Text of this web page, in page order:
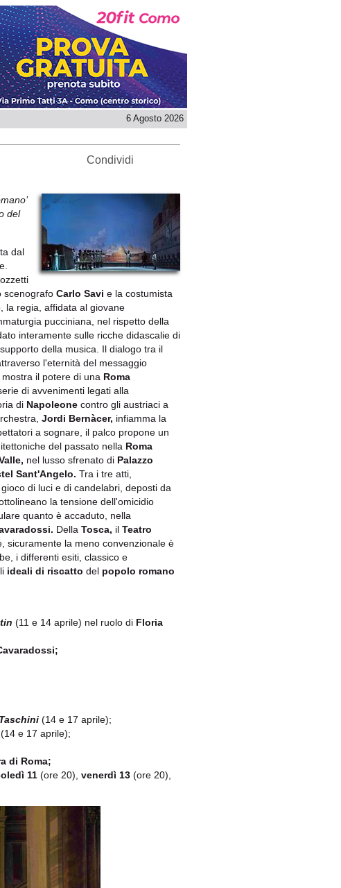
6 Agosto 2026
Condividi
del
dal
scenografo Carlo Savi e la costumista
la regia, affidata al giovane
pucciniana, nel rispetto della
interamente sulle ricche didascalie di
della musica. Il dialogo tra il
l'eternità del messaggio
il potere di una Roma
di avvenimenti legati alla
di Napoleone contro gli austriaci a
Jordi Bernàcer, infiamma la
a sognare, il palco propone un
del passato nella Roma
nel lusso sfrenato di Palazzo
Sant'Angelo. Tra i tre atti,
di luci e di candelabri, deposti da
la tensione dell'omicidio
quanto è accaduto, nella
Della Tosca, il Teatro
sicuramente la meno convenzionale è
i differenti esiti, classico e
ideali di riscatto del popolo romano
(11 e 14 aprile) nel ruolo di Floria
(14 e 17 aprile);
(14 e 17 aprile);
di Roma;
11 (ore 20), venerdì 13 (ore 20),